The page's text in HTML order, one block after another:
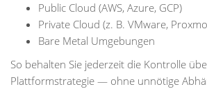
Public Cloud (AWS, Azure, GCP)
Private Cloud (z. B. VMware,
Bare Metal Umgebungen
So behalten Sie jederzeit die Kontrolle
Plattformstrategie — ohne unnötige